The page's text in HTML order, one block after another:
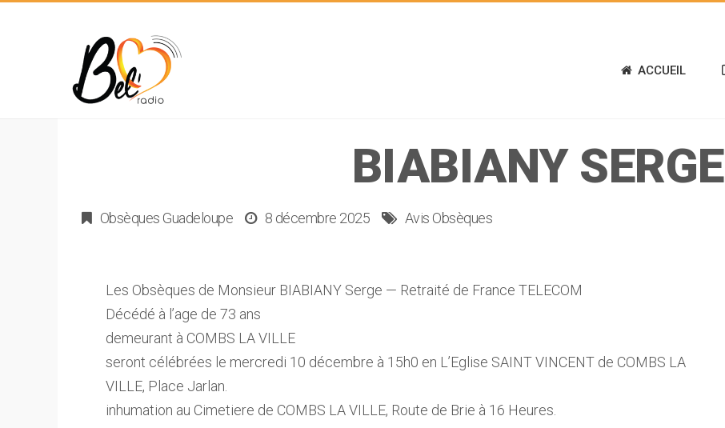
ACCUEIL
BIABIANY SERGE
Obsèques Guadeloupe 8 décembre 2025 Avis Obsèques
Les Obsèques de Monsieur BIABIANY Serge — Retraité de France TELECOM
Décédé à l’age de 73 ans
demeurant à COMBS LA VILLE
seront célébrées le mercredi 10 décembre à 15h0 en L’Eglise SAINT VINCENT de COMBS LA
VILLE, Place Jarlan.
inhumation au Cimetiere de COMBS LA VILLE, Route de Brie à 16 Heures.